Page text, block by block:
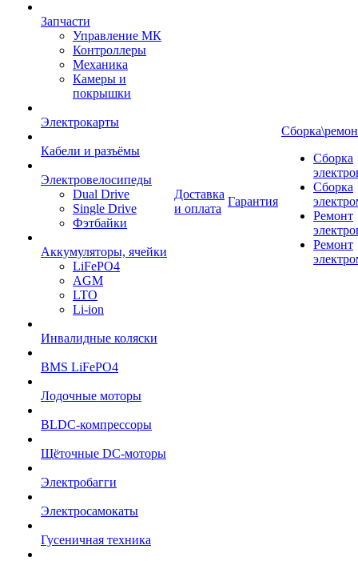
Запчасти
Управление МК
Контроллеры
Механика
Камеры и
покрышки
Электрокарты
Кабели и разъёмы
Электровелосипеды
Dual Drive
Single Drive
Фэтбайки
Аккумуляторы, ячейки
LiFePO4
AGM
LTO
Li-ion
Инвалидные коляски
BMS LiFePO4
Лодочные моторы
BLDC-компрессоры
Щёточные DC-моторы
Электробагги
Электросамокаты
Гусеничная техника
Доставка
и оплата
Гарантия
Сборка
Сборка
Ремонт
Ремонт